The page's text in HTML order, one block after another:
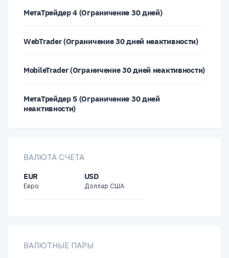
Местный банковский платеж
Tether (USDT)
USD Coin (USDC)
МетаТрейдер 4 (Ограничение 30 дней)
WebTrader (Ограничение 30 дней неактивности)
MobileTrader (Ограничение 30 дней неактивности)
МетаТрейдер 5 (Ограничение 30 дней
неактивности)
ВАЛЮТА СЧЕТА
EUR
Евро
USD
Доллар США
ВАЛЮТНЫЕ ПАРЫ